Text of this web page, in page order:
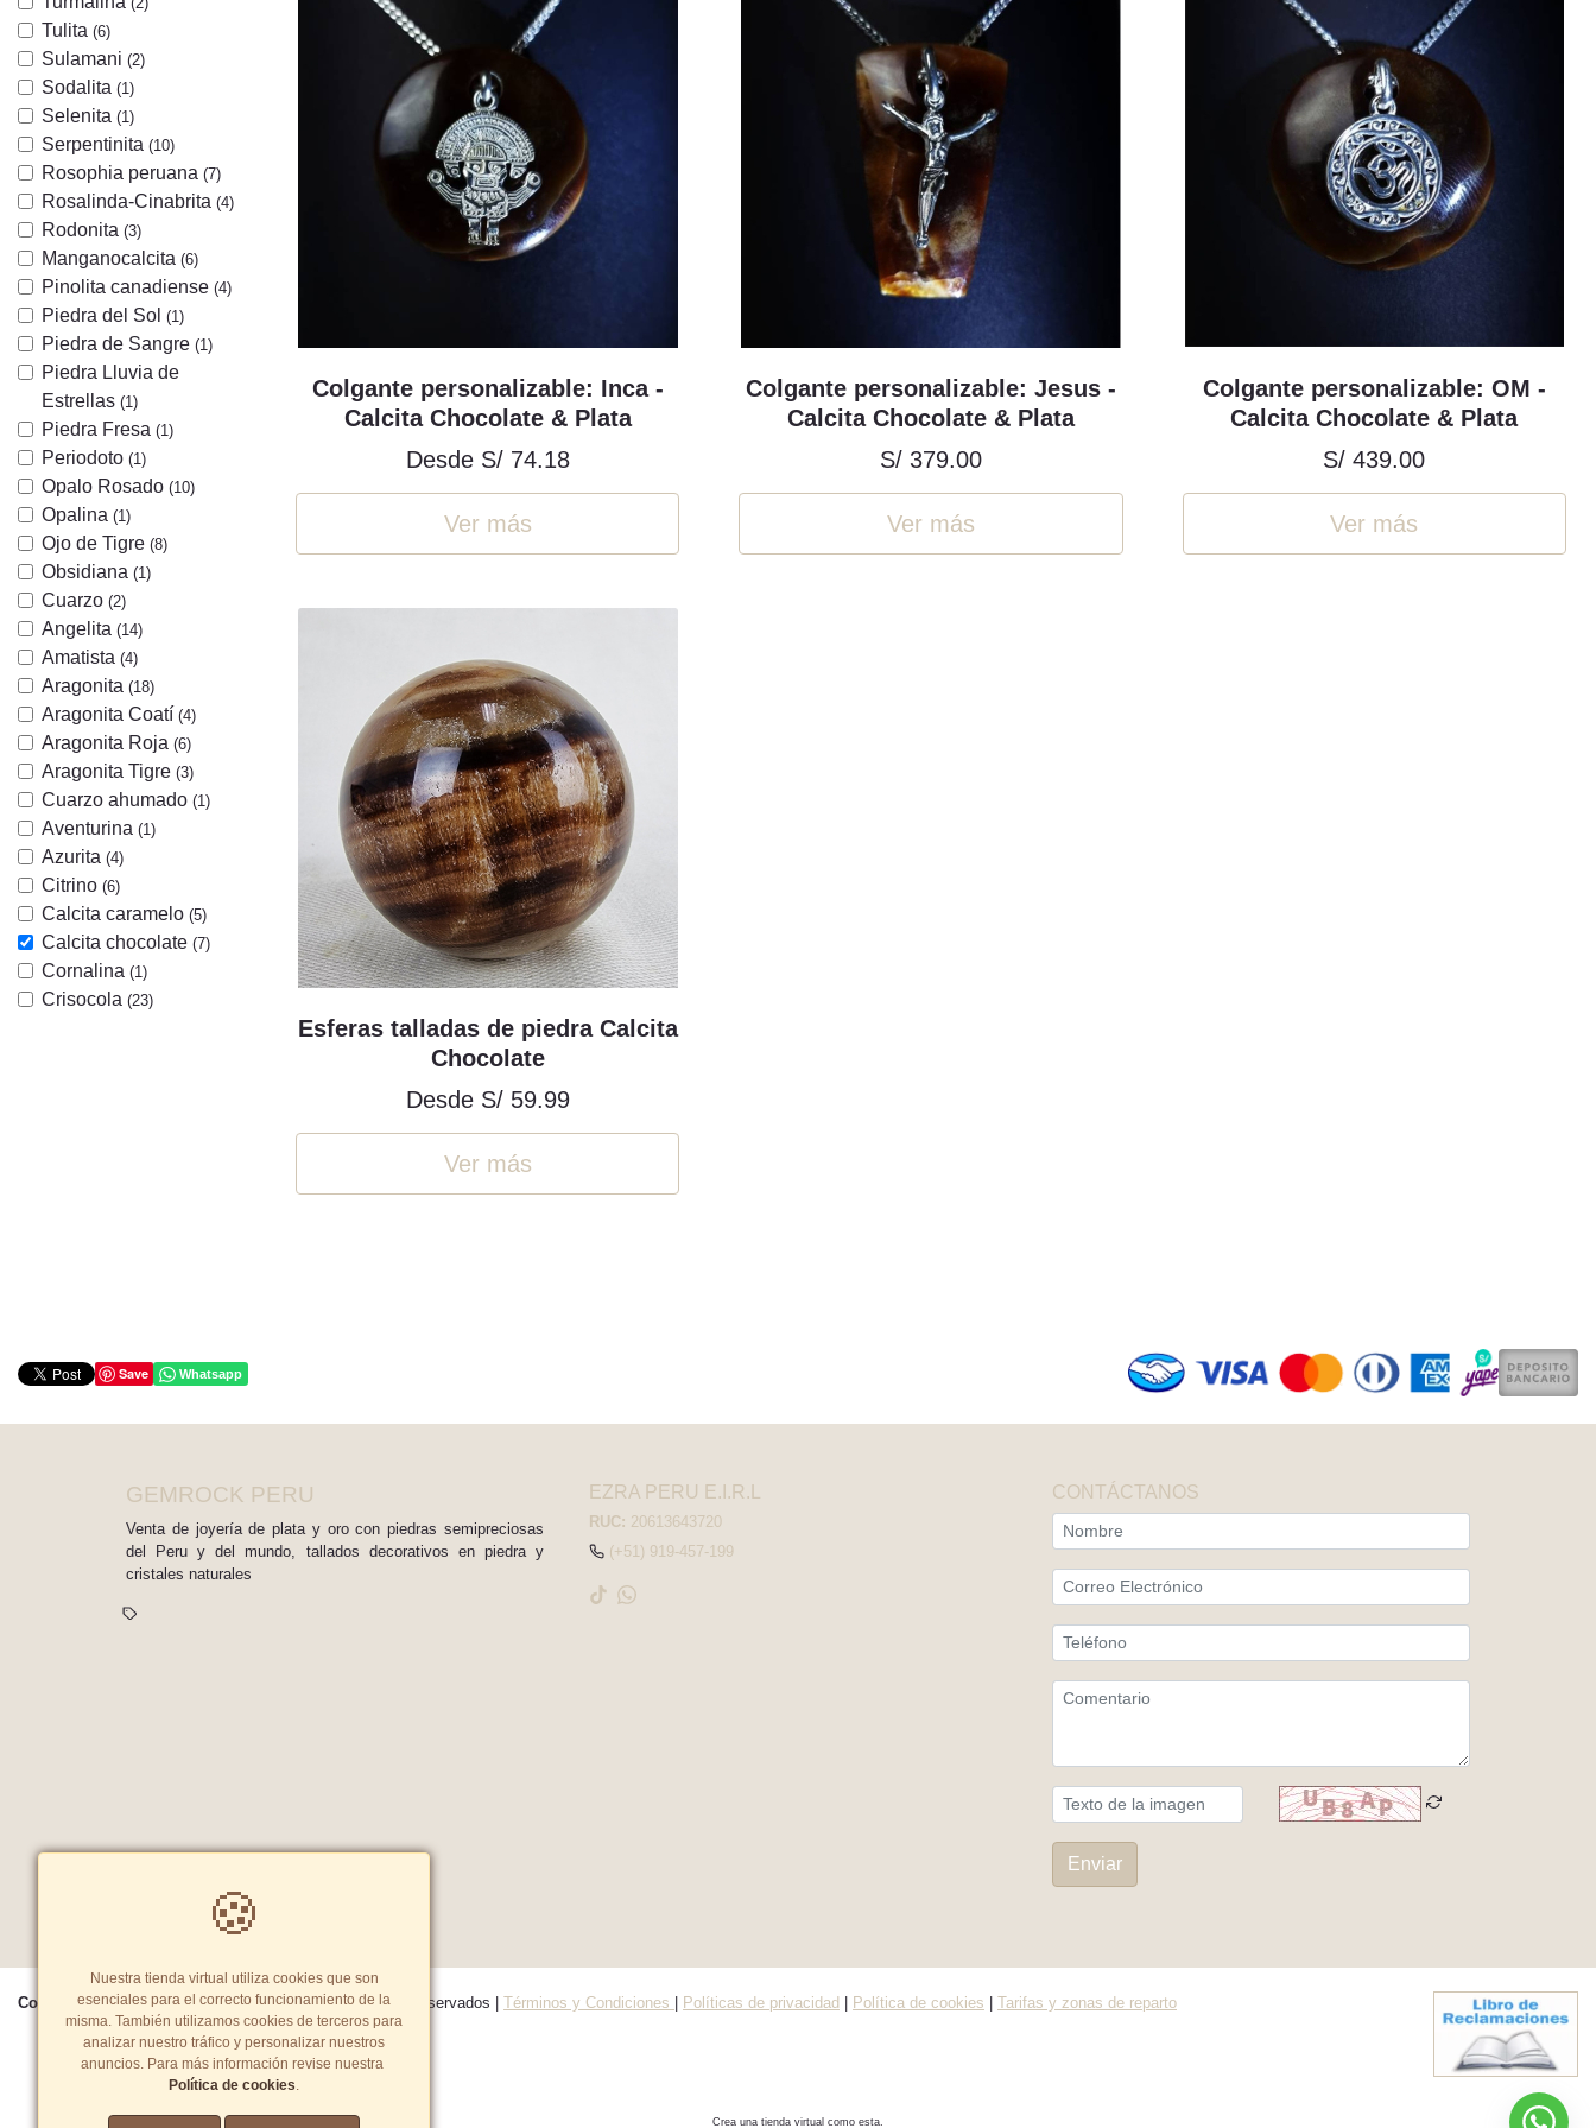
Tulita (6)
Sulamani (2)
Sodalita (1)
Selenita (1)
Serpentinita (10)
Rosophia peruana (7)
Rosalinda-Cinabrita (4)
Rodonita (3)
Manganocalcita (6)
Pinolita canadiense (4)
Piedra del Sol (1)
Piedra de Sangre (1)
Piedra Lluvia de
Estrellas (1)
Piedra Fresa (1)
Periodoto (1)
Opalo Rosado (10)
Opalina (1)
Ojo de Tigre (8)
Obsidiana (1)
Cuarzo (2)
Angelita (14)
Amatista (4)
Aragonita (18)
Aragonita Coatí (4)
Aragonita Roja (6)
Aragonita Tigre (3)
Cuarzo ahumado (1)
Aventurina (1)
Azurita (4)
Citrino (6)
Calcita caramelo (5)
Calcita chocolate (7)
Cornalina (1)
Crisocola (23)
Colgante personalizable: Inca -
Calcita Chocolate & Plata
Desde S/ 74.18
Ver más
Colgante personalizable: Jesus -
Calcita Chocolate & Plata
S/ 379.00
Ver más
Colgante personalizable: OM -
Calcita Chocolate & Plata
S/ 439.00
Ver más
Esferas talladas de piedra Calcita
Chocolate
Desde S/ 59.99
Ver más
Save Whatsapp
GEMROCK PERU
Venta de joyería de plata y oro con piedras semipreciosas
del Peru y del mundo, tallados decorativos en piedra y
cristales naturales
EZRA PERU E.I.R.L
RUC: 20613643720
(+51) 919-457-199
CONTÁCTANOS
Enviar
Copyright© 2026 Ezra Peru E.i.r.l- Todos los derechos reservados Términos y Condiciones Políticas de privacidad Política de cookies Tarifas y zonas de reparto
🍪
Nuestra tienda virtual utiliza cookies que son
esenciales para el correcto funcionamiento de la
misma. También utilizamos cookies de terceros para
analizar nuestro tráfico y personalizar nuestros
anuncios. Para más información revise nuestra
Política de cookies.
Crea una tienda virtual como esta.